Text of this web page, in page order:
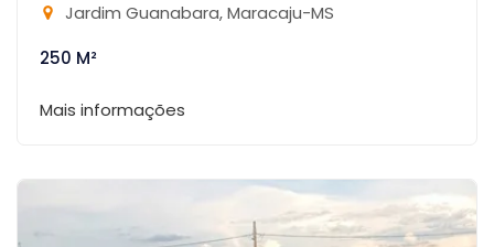
Jardim Guanabara, Maracaju-MS
250 M²
Mais informações